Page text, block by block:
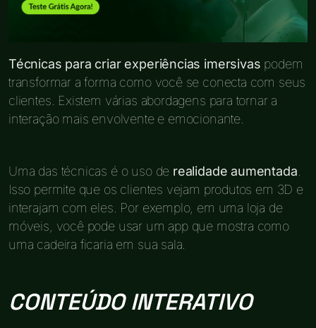
Técnicas para criar experiências imersivas podem
transformar a forma como você se conecta com seus
clientes. Existem várias abordagens para tornar a
interação mais envolvente e emocionante.
Uma das técnicas é o uso de realidade aumentada
Isso permite que os clientes vejam produtos em 3D e
interajam com eles. Por exemplo, em uma loja de
móveis, você pode usar um app que mostra como
uma cadeira ficaria em sua sala.
CONTEÚDO INTERATIVO